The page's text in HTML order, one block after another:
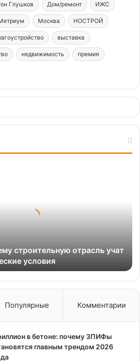
Глушков Дом/ремонт ИЖС
Москва НОСТРОЙ
выставка
недвижимость премия
строительную отрасль учат
условия
Популярные Комментарии
в бетоне: почему ЗПИФы
главным трендом 2026